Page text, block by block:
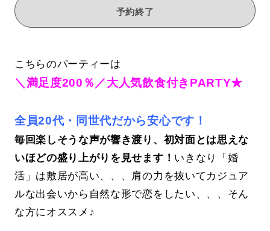
予約終了
こちらのパーティーは
＼満足度200％／大人気飲食付きPARTY★
全員20代・同世代だから安心です！
毎回楽しそうな声が響き渡り、初対面とは思えな
いほどの盛り上がりを見せます！ いきなり「婚
活」は敷居が高い、、、肩の力を抜いてカジュア
ルな出会いから自然な形で恋をしたい、、、そん
な方にオススメ♪